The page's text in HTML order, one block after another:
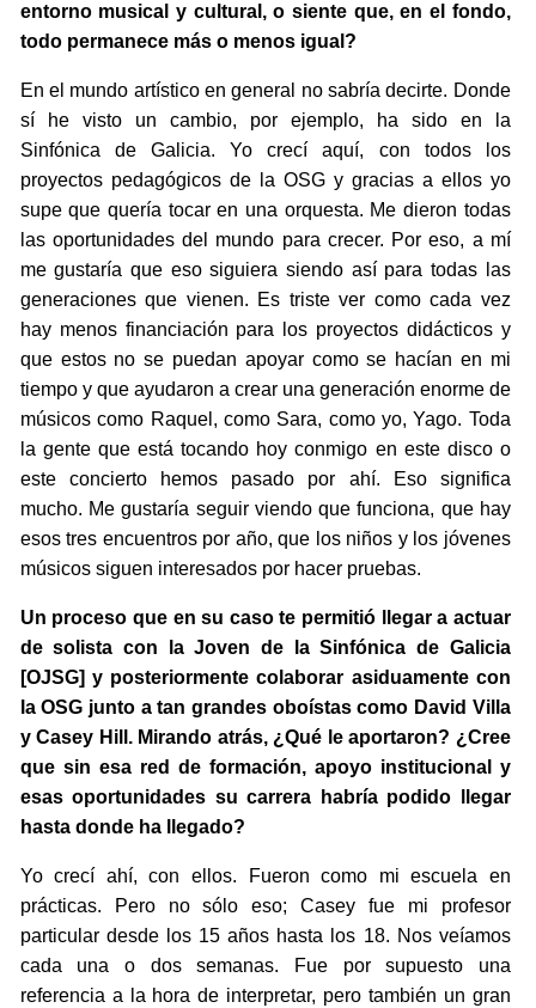
entorno musical y cultural, o siente que, en el fondo,
todo permanece más o menos igual?
En el mundo artístico en general no sabría decirte. Donde
sí he visto un cambio, por ejemplo, ha sido en la
Sinfónica de Galicia. Yo crecí aquí, con todos los
proyectos pedagógicos de la OSG y gracias a ellos yo
supe que quería tocar en una orquesta. Me dieron todas
las oportunidades del mundo para crecer. Por eso, a mí
me gustaría que eso siguiera siendo así para todas las
generaciones que vienen. Es triste ver como cada vez
hay menos financiación para los proyectos didácticos y
que estos no se puedan apoyar como se hacían en mi
tiempo y que ayudaron a crear una generación enorme de
músicos como Raquel, como Sara, como yo, Yago. Toda
la gente que está tocando hoy conmigo en este disco o
este concierto hemos pasado por ahí. Eso significa
mucho. Me gustaría seguir viendo que funciona, que hay
esos tres encuentros por año, que los niños y los jóvenes
músicos siguen interesados por hacer pruebas.
Un proceso que en su caso te permitió llegar a actuar
de solista con la Joven de la Sinfónica de Galicia
[OJSG] y posteriormente colaborar asiduamente con
la OSG junto a tan grandes oboístas como David Villa
y Casey Hill. Mirando atrás, ¿Qué le aportaron? ¿Cree
que sin esa red de formación, apoyo institucional y
esas oportunidades su carrera habría podido llegar
hasta donde ha llegado?
Yo crecí ahí, con ellos. Fueron como mi escuela en
prácticas. Pero no sólo eso; Casey fue mi profesor
particular desde los 15 años hasta los 18. Nos veíamos
cada una o dos semanas. Fue por supuesto una
referencia a la hora de interpretar, pero también un gran